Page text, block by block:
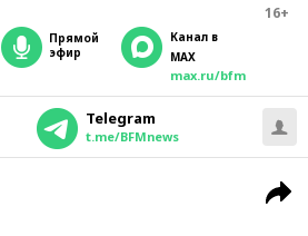
16+
прямой
эфир
Канал в
MAX
max.ru/bfm
Telegram
t.me/BFMnews